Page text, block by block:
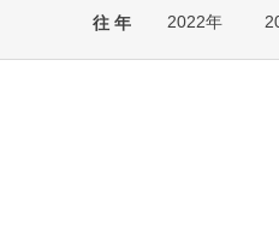
往 年 2022年